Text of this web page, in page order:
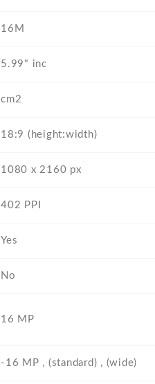
16M
5.99" inc
cm2
18:9 (height:width)
1080 x 2160 px
402 PPI
Yes
No
16 MP
-16 MP , (standard) , (wide)